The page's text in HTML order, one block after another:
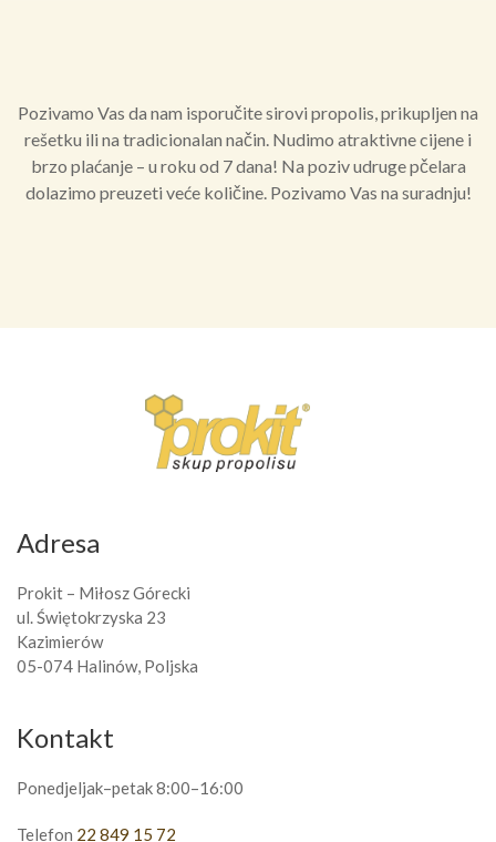
Pozivamo Vas da nam isporučite sirovi propolis, prikupljen na
rešetku ili na tradicionalan način. Nudimo atraktivne cijene i
brzo plaćanje – u roku od 7 dana! Na poziv udruge pčelara
dolazimo preuzeti veće količine. Pozivamo Vas na suradnju!
Adresa
Prokit – Miłosz Górecki
ul. Świętokrzyska 23
Kazimierów
05-074 Halinów, Poljska
Kontakt
Ponedjeljak–petak 8:00–16:00
Telefon 22 849 15 72